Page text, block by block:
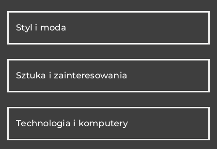
Styl i moda
Sztuka i zainteresowania
Technologia i komputery